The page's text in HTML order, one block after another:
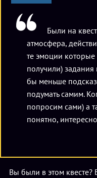
Были на
атмосфера,
те эмоции
получили)
бы меньше
подумать самим.
попросим сами) а
понятно,
Вы были в этом